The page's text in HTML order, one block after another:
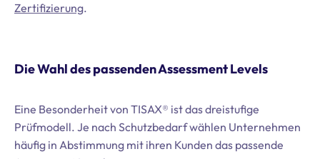
Zertifizierung.
Die Wahl des passenden Assessment Levels
Eine Besonderheit von TISAX® ist das dreistufige
Prüfmodell. Je nach Schutzbedarf wählen Unternehmen
häufig in Abstimmung mit ihren Kunden das passende